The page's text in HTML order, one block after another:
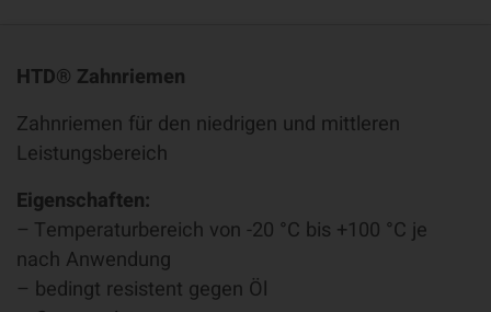
HTD® Zahnriemen
Zahnriemen für den niedrigen und mittleren
Leistungsbereich
Eigenschaften:
– Temperaturbereich von -20 °C bis +100 °C je
nach Anwendung
– bedingt resistent gegen Öl